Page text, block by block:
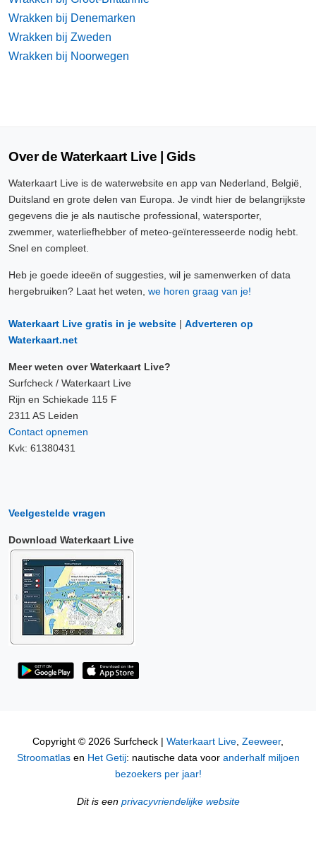
Wrakken bij Denemarken
Wrakken bij Zweden
Wrakken bij Noorwegen
Over de Waterkaart Live | Gids
Waterkaart Live is de waterwebsite en app van Nederland, België,
Duitsland en grote delen van Europa. Je vindt hier de belangrijkste
gegevens die je als nautische professional, watersporter,
zwemmer, waterliefhebber of meteo-geïnteresseerde nodig hebt.
Snel en compleet.
Heb je goede ideeën of suggesties, wil je samenwerken of data
hergebruiken? Laat het weten, we horen graag van je!
Waterkaart Live gratis in je website | Adverteren op
Waterkaart.net
Meer weten over Waterkaart Live?
Surfcheck / Waterkaart Live
Rijn en Schiekade 115 F
2311 AS Leiden
Contact opnemen
Kvk: 61380431
Veelgestelde vragen
Download Waterkaart Live
Copyright © 2026 Surfcheck | Waterkaart Live, Zeeweer,
Stroomatlasen Het Getij: nautische data voor anderhalf miljoen
bezoekers per jaar!
Dit is een privacyvriendelijke website